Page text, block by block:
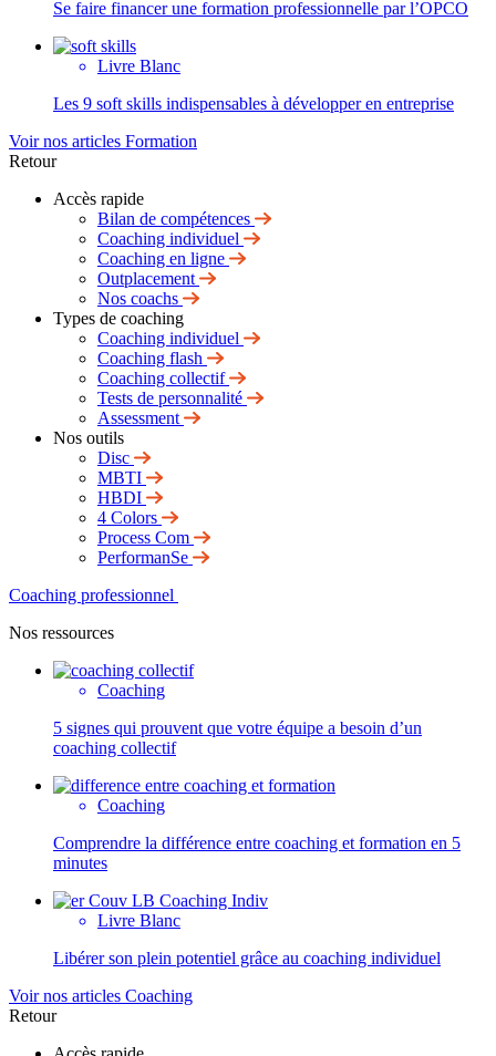
Se faire financer une formation professionnelle par l’OPCO
Livre Blanc
Les 9 soft skills indispensables à développer en entreprise
Voir nos articles Formation
Retour
Accès rapide
Bilan de compétences
Coaching individuel
Coaching en ligne
Outplacement
Nos coachs
Types de coaching
Coaching individuel
Coaching flash
Coaching collectif
Tests de personnalité
Assessment
Nos outils
Disc
MBTI
HBDI
4 Colors
Process Com
PerformanSe
Coaching professionnel
Nos ressources
Coaching
5 signes qui prouvent que votre équipe a besoin d’un
coaching collectif
Coaching
Comprendre la différence entre coaching et formation en 5
minutes
Livre Blanc
Libérer son plein potentiel grâce au coaching individuel
Voir nos articles Coaching
Retour